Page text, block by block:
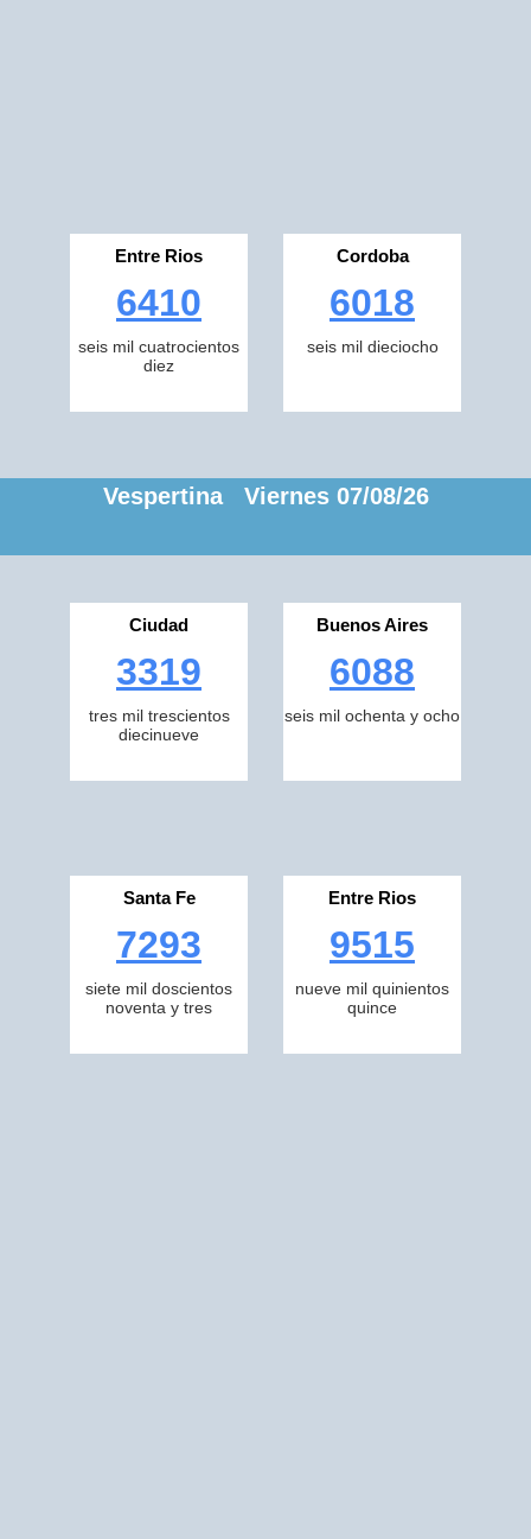
Entre Rios
6410
seis mil cuatrocientos
diez
Cordoba
6018
seis mil dieciocho
Vespertina Viernes 07/08/26
Ciudad
3319
tres mil trescientos
diecinueve
Buenos Aires
6088
seis mil ochenta y ocho
Santa Fe
7293
siete mil doscientos
noventa y tres
Entre Rios
9515
nueve mil quinientos
quince